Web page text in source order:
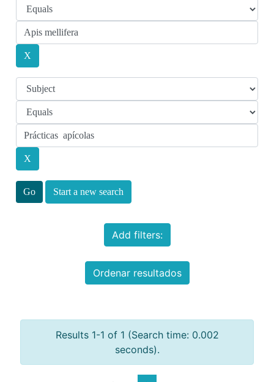
Start a new search
Add filters:
Ordenar resultados
Results 1-1 of 1 (Search time: 0.002
seconds).